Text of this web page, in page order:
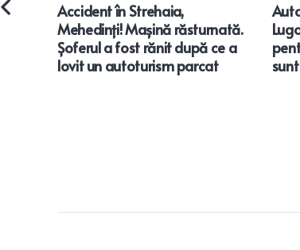
Accident în Strehaia,
Mehedinți! Mașină răsturnată.
Șoferul a fost rănit după ce a
lovit un autoturism parcat